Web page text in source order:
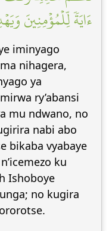
ءَايَةٗ لِّلۡمُؤۡمِنِينَ
iminyago
nihagera,
ya
ry’abansi
mu ndwano, no
nabi abo
bikaba vyabaye
ku
Ishoboye
no kugira